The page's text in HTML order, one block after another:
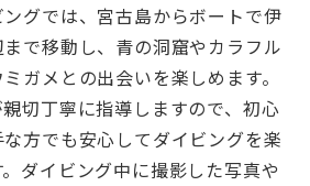
グでは、宮古島からボートで伊
で移動し、青の洞窟やカラフル
ガメとの出会いを楽しめます。
切丁寧に指導しますので、初心
方でも安心してダイビングを楽
ダイビング中に撮影した写真や